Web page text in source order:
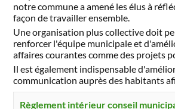
notre commune a amené les élus à
façon de travailler ensemble.
Une organisation plus collective doit
renforcer l'équipe municipale et
affaires courantes comme des projets
Il est également indispensable
communication auprès des habitants
Règlement intérieur conseil